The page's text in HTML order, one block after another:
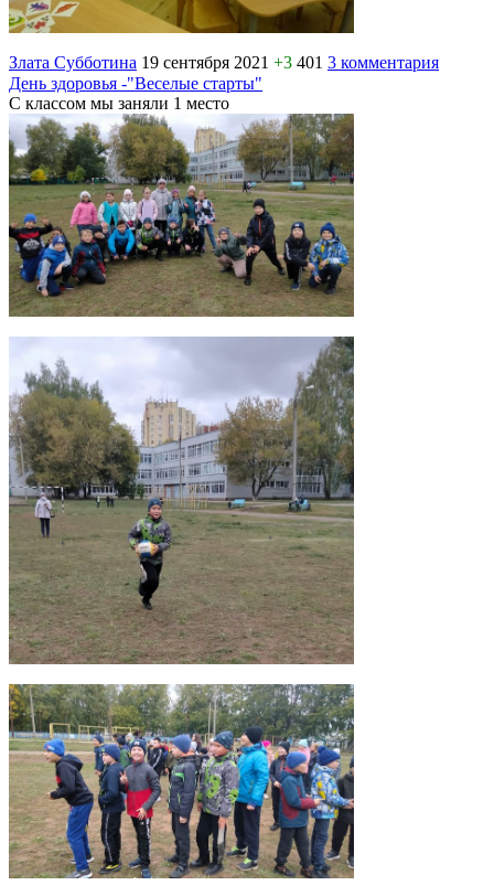
Злата Субботина 19 сентября 2021 +3 401 3 комментария
День здоровья -"Веселые старты"
С классом мы заняли 1 место